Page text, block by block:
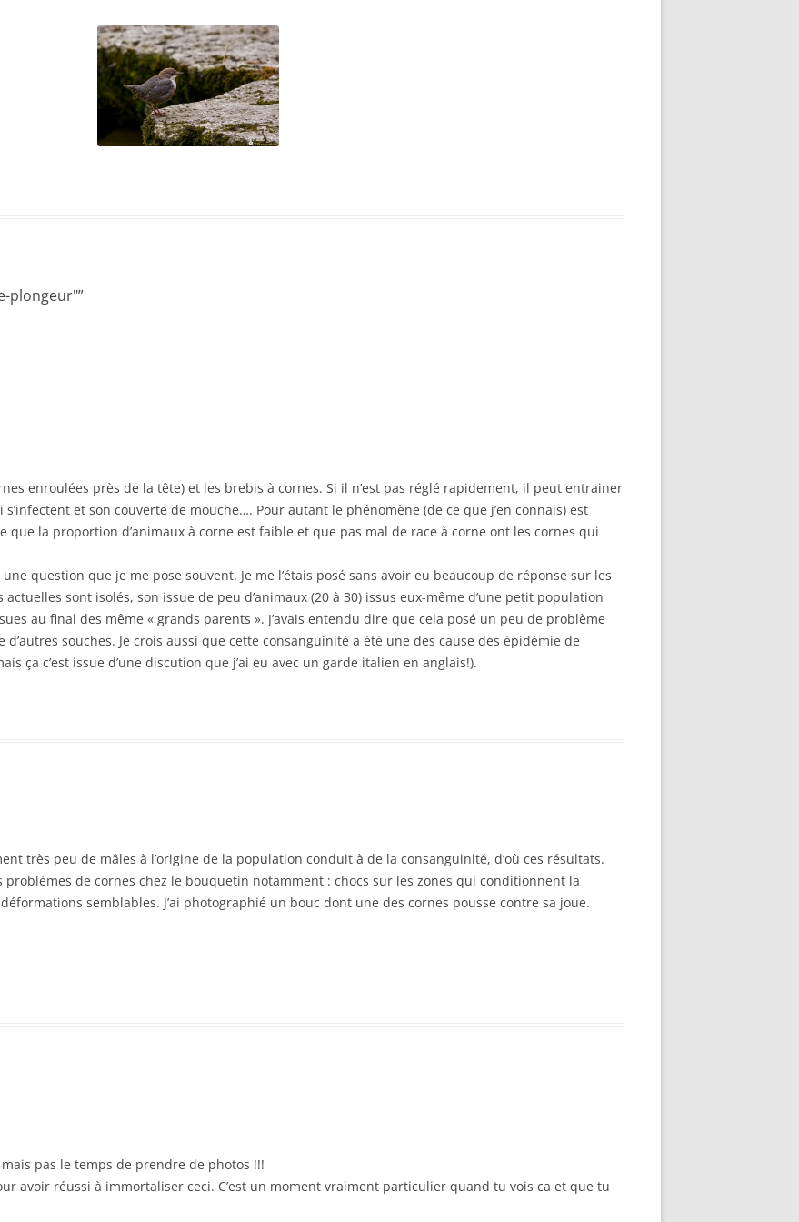
plongeur"”
enroulées près de la tête) et les brebis à cornes. Si il n’est pas réglé rapidement, il peut entrainer
et son couverte de mouche…. Pour autant le phénomène (de ce que j’en connais) est
que la proportion d’animaux à corne est faible et que pas mal de race à corne ont les cornes qui
question que je me pose souvent. Je me l’étais posé sans avoir eu beaucoup de réponse sur les
sont isolés, son issue de peu d’animaux (20 à 30) issus eux-même d’une petit population
au final des même « grands parents ». J’avais entendu dire que cela posé un peu de problème
souches. Je crois aussi que cette consanguinité a été une des cause des épidémie de
ça c’est issue d’une discution que j’ai eu avec un garde italien en anglais!).
très peu de mâles à l’origine de la population conduit à de la consanguinité, d’où ces résultats.
problèmes de cornes chez le bouquetin notamment : chocs sur les zones qui conditionnent la
semblables. J’ai photographié un bouc dont une des cornes pousse contre sa joue.
pas le temps de prendre de photos !!!
avoir réussi à immortaliser ceci. C’est un moment vraiment particulier quand tu vois ca et que tu